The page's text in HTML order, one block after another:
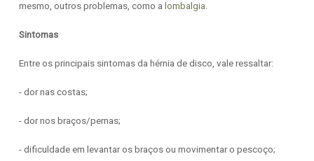
mesmo, outros problemas, como a lombalgia.
Sintomas
Entre os principais sintomas da hérnia de disco, vale ressaltar:
- dor nas costas;
- dor nos braços/pernas;
- dificuldade em levantar os braços ou movimentar o pescoço;